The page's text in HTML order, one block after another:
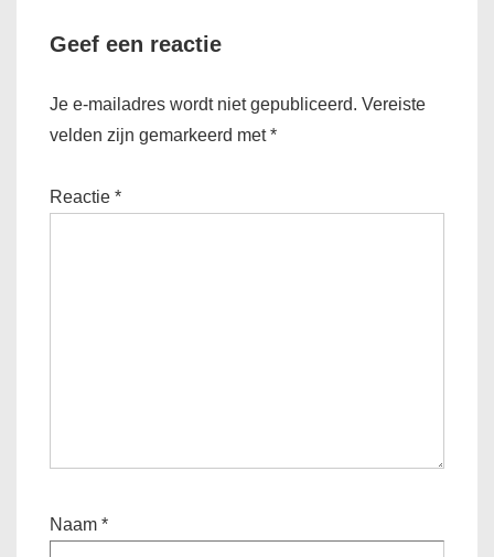
Geef een reactie
Je e-mailadres wordt niet gepubliceerd. Vereiste
velden zijn gemarkeerd met*
Reactie *
Naam *